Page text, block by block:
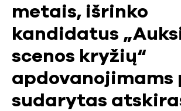
metais, išrinko
kandidatus
scenos kryžių“
apdovanojimams
sudarytas